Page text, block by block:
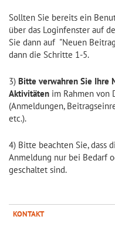
Sollten Sie bereits ein
über das Loginfenster auf
Sie dann auf "Neuen
dann die Schritte 1-5.
3) Bitte verwahren Sie Ihre
Aktivitäten im Rahmen von
(Anmeldungen,
etc.).
4) Bitte beachten Sie, dass
Anmeldung nur bei Bedarf
geschaltet sind.
KONTAKT